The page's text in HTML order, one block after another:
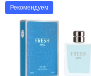
Рекомендуем